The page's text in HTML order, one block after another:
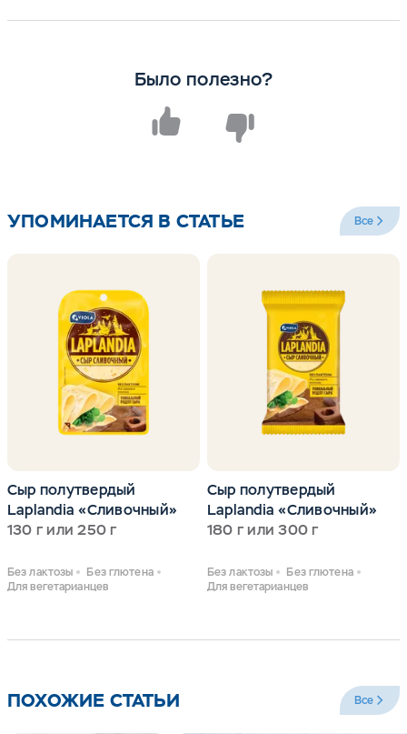
Было полезно?
УПОМИНАЕТСЯ В СТАТЬЕ Все
Сыр полутвердый
Laplandia «Сливочный»
130 г или 250 г
Без лактозы
Без глютена
Для вегетарианцев
Сыр полутвердый
Laplandia «Сливочный»
180 г или 300 г
Без лактозы
Без глютена
Для вегетарианцев
ПОХОЖИЕ СТАТЬИ Все